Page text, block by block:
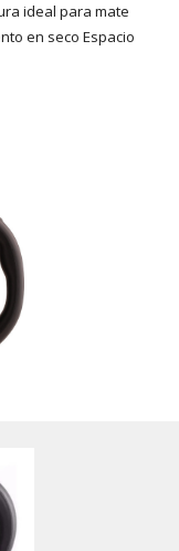
ideal para mate
en seco Espacio